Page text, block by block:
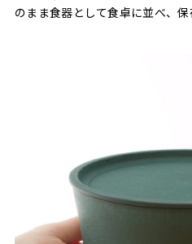
のまま食器として食卓に並べ、保